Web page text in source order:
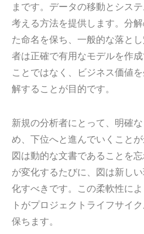
まです。データの移動とシス
考える方法を提供します。分
た命名を保ち、一般的な落と
者は正確で有用なモデルを作
ことではなく、ビジネス価値
解することが目的です。
新規の分析者にとって、明確
め、下位へと進んでいくことが
図は動的な文書であることを
が変化するたびに、図は新し
化すべきです。この柔軟性に
トがプロジェクトライフサイ
保ちます。